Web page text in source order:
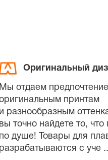
Оригинальный
Мы отдаем предпочтение
принтам
и разнообразным
вы точно найдете то, что
по душе! Товары для
разрабатываются с уче